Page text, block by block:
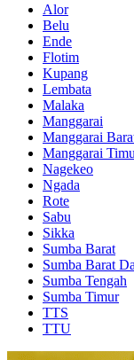
Alor
Belu
Ende
Flotim
Kupang
Lembata
Malaka
Manggarai
Manggarai
Manggarai
Nagekeo
Ngada
Rote
Sabu
Sikka
Sumba Barat
Sumba Barat
Sumba Tengah
Sumba Timur
TTS
TTU